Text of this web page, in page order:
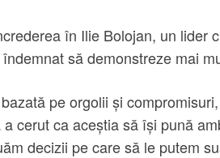
în Ilie Bolojan, un
să demonstreze mai
pe orgolii și
cerut ca aceștia să își pună
decizii pe care să le putem